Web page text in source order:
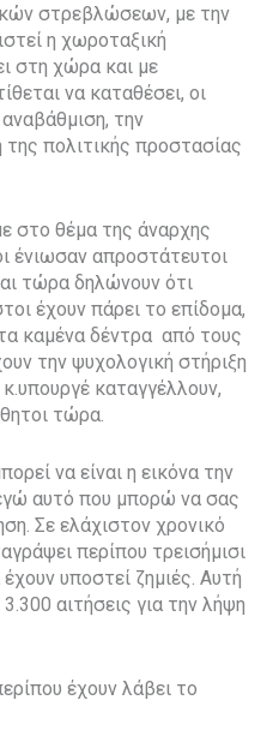
στρεβλώσεων, με την
η χωροταξική
στη χώρα και με
να καταθέσει, οι
την
πολιτικής προστασίας
στο θέμα της άναρχης
ένιωσαν απροστάτευτοι
τώρα δηλώνουν ότι
έχουν πάρει το επίδομα,
καμένα δέντρα από τους
την ψυχολογική στήριξη
καταγγέλλουν,
τώρα.
να είναι η εικόνα την
αυτό που μπορώ να σας
Σε ελάχιστον χρονικό
περίπου τρεισήμισι
υποστεί ζημιές. Αυτή
αιτήσεις για την λήψη
έχουν λάβει το